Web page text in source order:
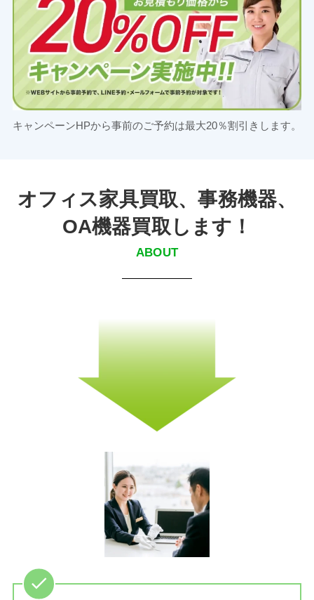
キャンペーンHPから事前のご予約は最大20％割引きします。
オフィス家具買取、事務機器、
OA機器買取します！
ABOUT